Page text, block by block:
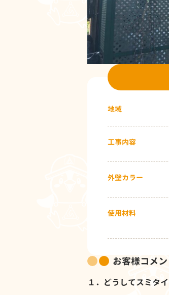
地域
工事内容
外壁カラー
使用材料
お客様コメン
１．どうしてスミタ